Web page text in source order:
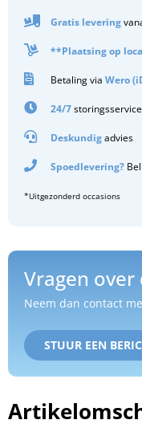
Gratis levering
**Plaatsing op
Betaling via Wero
24/7storingsservice
Deskundigadvies
Spoedlevering?
*Uitgezonderd occasions
Vragen
Neem dan contact
STUUR EEN